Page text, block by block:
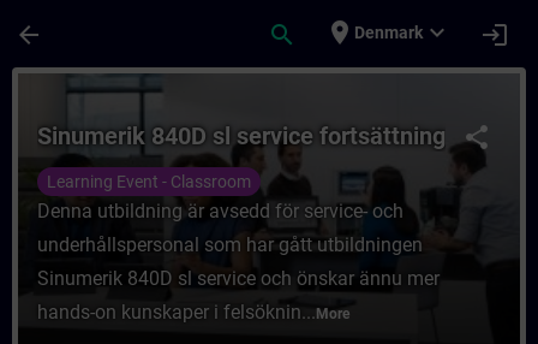
arrow_back search place Denmark expand_more login
Course - Sinumerik 840D sl service
share
Sinumerik 840D sl service fortsättning
Learning Event - Classroom
Denna utbildning är avsedd för service- och
underhållspersonal som har gått utbildningen
Sinumerik 840D sl service och önskar ännu mer
hands-on kunskaper i felsöknin... More